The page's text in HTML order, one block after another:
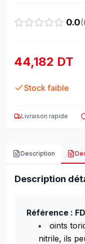
0.0(
44,182 DT
Stock faible
Livraison rapide
Description
Description
Référence :
oints
nitrile, ils